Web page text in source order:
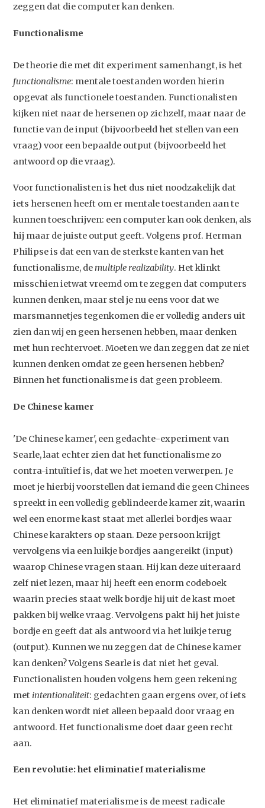
zeggen dat die computer kan denken.
Functionalisme
De theorie die met dit experiment samenhangt, is het
functionalisme: mentale toestanden worden hierin
opgevat als functionele toestanden. Functionalisten
kijken niet naar de hersenen op zichzelf, maar naar de
functie van de input (bijvoorbeeld het stellen van een
vraag) voor een bepaalde output (bijvoorbeeld het
antwoord op die vraag).
Voor functionalisten is het dus niet noodzakelijk dat
iets hersenen heeft om er mentale toestanden aan te
kunnen toeschrijven: een computer kan ook denken, als
hij maar de juiste output geeft. Volgens prof. Herman
Philipse is dat een van de sterkste kanten van het
functionalisme, demultiple realizability. Het klinkt
misschien ietwat vreemd om te zeggen dat computers
kunnen denken, maar stel je nu eens voor dat we
marsmannetjes tegenkomen die er volledig anders uit
zien dan wij en geen hersenen hebben, maar denken
met hun rechtervoet. Moeten we dan zeggen dat ze niet
kunnen denken omdat ze geen hersenen hebben?
Binnen het functionalisme is dat geen probleem.
De Chinese kamer
'De Chinese kamer', een gedachte-experiment van
Searle, laat echter zien dat het functionalisme zo
contra-intuïtief is, dat we het moeten verwerpen. Je
moet je hierbij voorstellen dat iemand die geen Chinees
spreekt in een volledig geblindeerde kamer zit, waarin
wel een enorme kast staat met allerlei bordjes waar
Chinese karakters op staan. Deze persoon krijgt
vervolgens via een luikje bordjes aangereikt (input)
waarop Chinese vragen staan. Hij kan deze uiteraard
zelf niet lezen, maar hij heeft een enorm codeboek
waarin precies staat welk bordje hij uit de kast moet
pakken bij welke vraag. Vervolgens pakt hij het juiste
bordje en geeft dat als antwoord via het luikje terug
(output). Kunnen we nu zeggen dat de Chinese kamer
kan denken? Volgens Searle is dat niet het geval.
Functionalisten houden volgens hem geen rekening
met intentionaliteit: gedachten gaan ergens over, of iets
kan denken wordt niet alleen bepaald door vraag en
antwoord. Het functionalisme doet daar geen recht
aan.
Een revolutie: het eliminatief materialisme
Het eliminatief materialisme is de meest radicale